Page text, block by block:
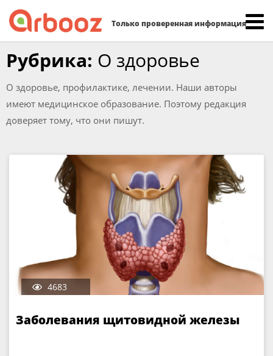
Только проверенная информация
to
content
Рубрика: О здоровье
О здоровье, профилактике, лечении. Наши авторы
имеют медицинское образование. Поэтому редакция
доверяет тому, что они пишут.
4683
Заболевания щитовидной железы
Найти: